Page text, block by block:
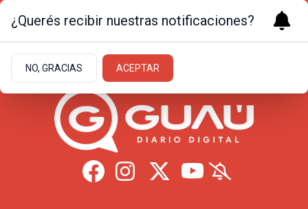
11.7ºc | Formosa
¿Querés recibir nuestras notificaciones?
NO, GRACIAS ACEPTAR